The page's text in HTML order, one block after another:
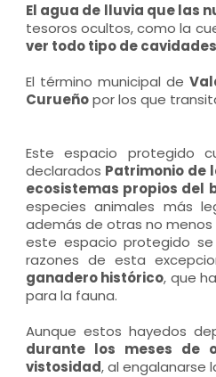
El agua de lluvia que las
tesoros ocultos, como la
ver todo tipo de
El término municipal de
Curueñopor los que
Este espacio protegido
declarados Patrimonio de
ecosistemas propios del
especies animales más
además de otras no menos
este espacio protegido
razones de esta
ganadero histórico, que
para la fauna.
Aunque estos hayedos
durante los meses de
vistosidad, al engalanarse